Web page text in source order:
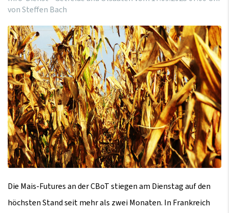
von Steffen Bach
Die Mais-Futures an der CBoT stiegen am Dienstag auf den
höchsten Stand seit mehr als zwei Monaten. In Frankreich